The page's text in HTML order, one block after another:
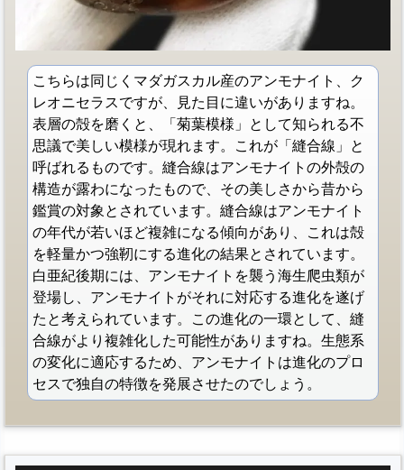
こちらは同じくマダガスカル産のアンモナイト、ク
レオニセラスですが、見た目に違いがありますね。
表層の殻を磨くと、「菊葉模様」として知られる不
思議で美しい模様が現れます。これが「縫合線」と
呼ばれるものです。縫合線はアンモナイトの外殻の
構造が露わになったもので、その美しさから昔から
鑑賞の対象とされています。縫合線はアンモナイト
の年代が若いほど複雑になる傾向があり、これは殻
を軽量かつ強靭にする進化の結果とされています。
白亜紀後期には、アンモナイトを襲う海生爬虫類が
登場し、アンモナイトがそれに対応する進化を遂げ
たと考えられています。この進化の一環として、縫
合線がより複雑化した可能性がありますね。生態系
の変化に適応するため、アンモナイトは進化のプロ
セスで独自の特徴を発展させたのでしょう。